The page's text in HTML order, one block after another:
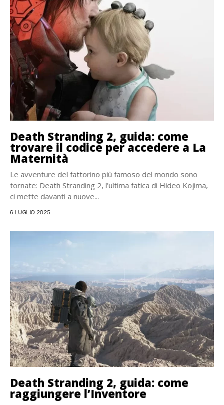
Death Stranding 2, guida: come
trovare il codice per accedere a La
Maternità
Le avventure del fattorino più famoso del mondo sono
tornate: Death Stranding 2, l’ultima fatica di Hideo Kojima,
ci mette davanti a nuove...
6 LUGLIO 2025
Death Stranding 2, guida: come
raggiungere l’Inventore